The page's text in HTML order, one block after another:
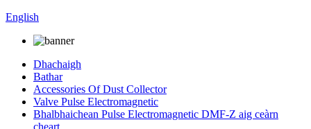
English
Dhachaigh
Bathar
Accessories Of Dust Collector
Valve Pulse Electromagnetic
Bhalbhaichean Pulse Electromagnetic DMF-Z aig ceàrn
cheart